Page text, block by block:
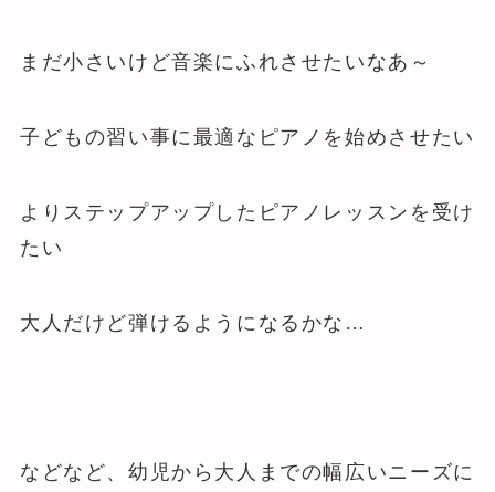
まだ小さいけど音楽にふれさせたいなあ～
子どもの習い事に最適なピアノを始めさせたい
よりステップアップしたピアノレッスンを受け
たい
大人だけど弾けるようになるかな…
などなど、幼児から大人までの幅広いニーズに